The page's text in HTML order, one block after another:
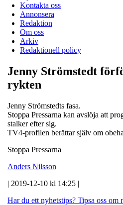
Kontakta oss
Annonsera
Redaktion
Om oss
Arkiv
Redaktionell policy
Jenny Strömstedt
rykten
Jenny Strömstedts fasa.
Stoppa Pressarna kan avslöja att
stalker efter sig.
TV4-profilen berättar själv om
Stoppa Pressarna
Anders Nilsson
| 2019-12-10 kl 14:25 |
Har du ett nyhetstips? Tipsa oss om